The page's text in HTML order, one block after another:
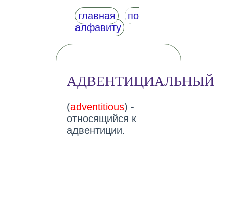
главная
по
алфавиту
АДВЕНТИЦИАЛЬНЫЙ
(adventitious) -
относящийся к
адвентиции.